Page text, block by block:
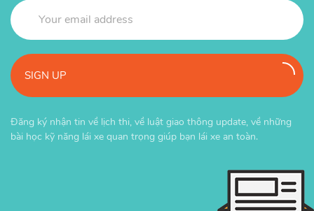
SIGN UP
Đăng ký nhận tin về lịch thi, về luật giao thông update, về những
bài học kỹ năng lái xe quan trọng giúp bạn lái xe an toàn.